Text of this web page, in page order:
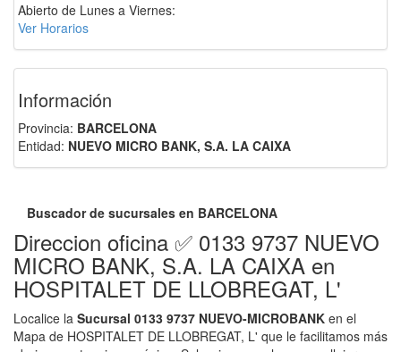
Abierto de Lunes a Viernes:
Ver Horarios
Información
Provincia: BARCELONA
Entidad: NUEVO MICRO BANK, S.A. LA CAIXA
Buscador de sucursales en BARCELONA
Direccion oficina ✅ 0133 9737 NUEVO
MICRO BANK, S.A. LA CAIXA en
HOSPITALET DE LLOBREGAT, L'
Localice la Sucursal 0133 9737 NUEVO-MICROBANK en el
Mapa de HOSPITALET DE LLOBREGAT, L' que le facilitamos más